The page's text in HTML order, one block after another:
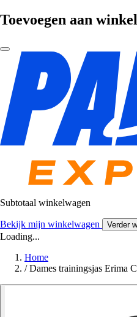
Toevoegen aan
Subtotaal winkelwagen
Bekijk mijn winkelwagen Verder
Loading...
Home
/ Dames trainingsjas Erima